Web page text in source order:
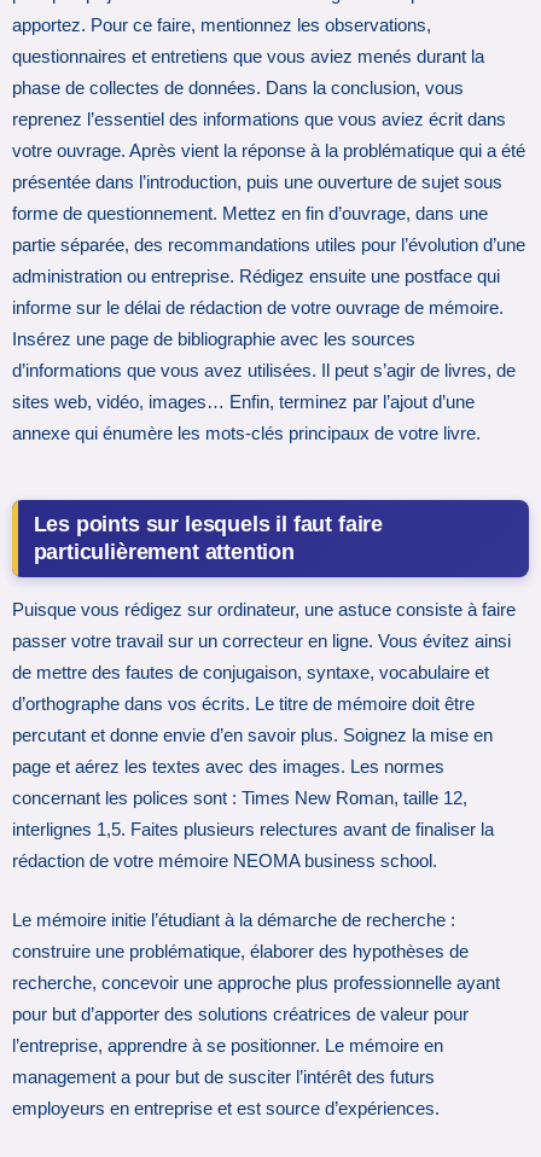
apportez. Pour ce faire, mentionnez les observations,
questionnaires et entretiens que vous aviez menés durant la
phase de collectes de données. Dans la conclusion, vous
reprenez l’essentiel des informations que vous aviez écrit dans
votre ouvrage. Après vient la réponse à la problématique qui a été
présentée dans l’introduction, puis une ouverture de sujet sous
forme de questionnement. Mettez en fin d’ouvrage, dans une
partie séparée, des recommandations utiles pour l’évolution d’une
administration ou entreprise. Rédigez ensuite une postface qui
informe sur le délai de rédaction de votre ouvrage de mémoire.
Insérez une page de bibliographie avec les sources
d’informations que vous avez utilisées. Il peut s’agir de livres, de
sites web, vidéo, images… Enfin, terminez par l’ajout d’une
annexe qui énumère les mots-clés principaux de votre livre.
Les points sur lesquels il faut faire
particulièrement attention
Puisque vous rédigez sur ordinateur, une astuce consiste à faire
passer votre travail sur un correcteur en ligne. Vous évitez ainsi
de mettre des fautes de conjugaison, syntaxe, vocabulaire et
d’orthographe dans vos écrits. Le titre de mémoire doit être
percutant et donne envie d’en savoir plus. Soignez la mise en
page et aérez les textes avec des images. Les normes
concernant les polices sont : Times New Roman, taille 12,
interlignes 1,5. Faites plusieurs relectures avant de finaliser la
rédaction de votre mémoire NEOMA business school.
Le mémoire initie l’étudiant à la démarche de recherche :
construire une problématique, élaborer des hypothèses de
recherche, concevoir une approche plus professionnelle ayant
pour but d’apporter des solutions créatrices de valeur pour
l’entreprise, apprendre à se positionner. Le mémoire en
management a pour but de susciter l’intérêt des futurs
employeurs en entreprise et est source d’expériences.